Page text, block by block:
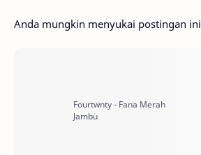
Anda mungkin menyukai postingan ini